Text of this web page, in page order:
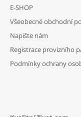
E-SHOP
Všeobecné obchodní
Napište nám
Registrace provizního
Podmínky ochrany